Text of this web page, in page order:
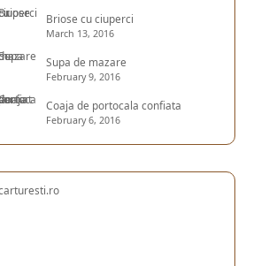
Briose cu ciuperci
March 13, 2016
Supa de mazare
February 9, 2016
Coaja de portocala confiata
February 6, 2016